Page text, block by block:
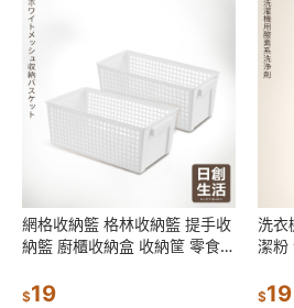
網格收納籃 格林收納籃 提手收
納籃 廚櫃收納盒 收納筐 零食收
$19
洗衣
潔粉
$19